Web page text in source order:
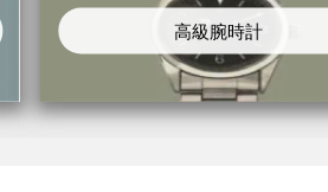
高級腕時計